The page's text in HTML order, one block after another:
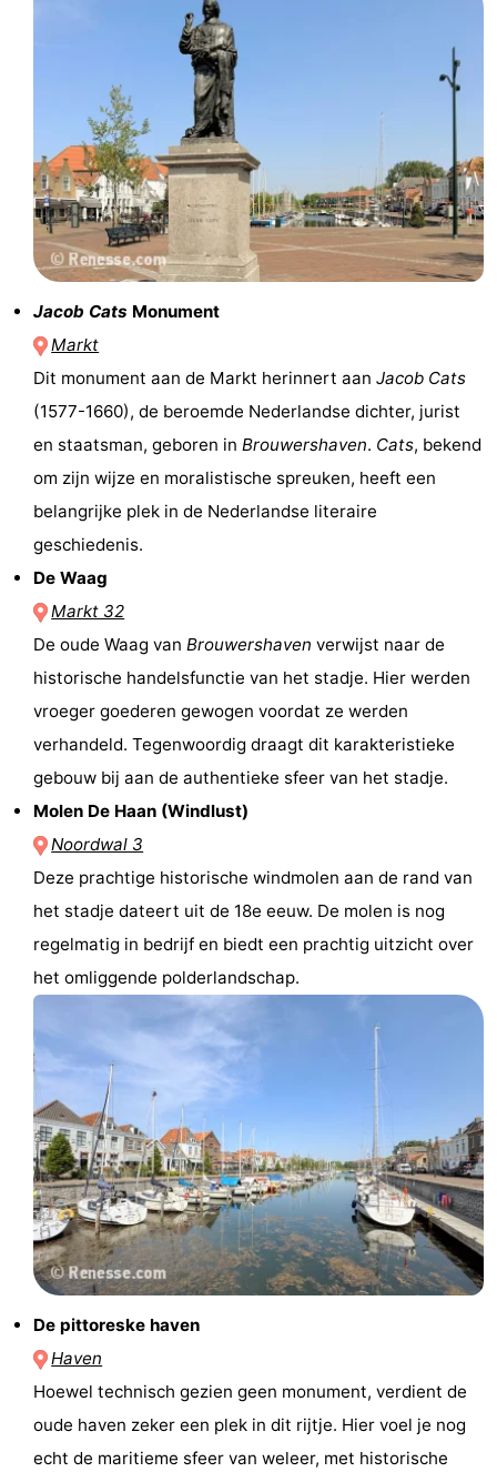
Route
Parkeren
Reisboekenwinkel
Nieuws
Medische
adressen
Regio
Zuid-
Holland
Leiden
Bollenstreek
Natuur
Hollands
Duin
Noordwijk
Katwijk
Scheveningen
Den
Haag
Rotterdam
Rockanje
Zeeland
Schouwen-
Brouwershaven
Bruinisse
Zierikzee
Natuur
Oosterschelde
Burgh
Haamstede
Natuur
Kop
Walcheren
Jacob Cats Monument
Markt
Dit monument aan de Markt herinnert aan Jacob Cats
(1577-1660), de beroemde Nederlandse dichter, jurist
en staatsman, geboren in Brouwershaven. Cats, bekend
om zijn wijze en moralistische spreuken, heeft een
belangrijke plek in de Nederlandse literaire
geschiedenis.
De Waag
Markt 32
De oude Waag van Brouwershaven verwijst naar de
historische handelsfunctie van het stadje. Hier werden
vroeger goederen gewogen voordat ze werden
verhandeld. Tegenwoordig draagt dit karakteristieke
gebouw bij aan de authentieke sfeer van het stadje.
Molen De Haan (Windlust)
Noordwal 3
Deze prachtige historische windmolen aan de rand van
het stadje dateert uit de 18e eeuw. De molen is nog
regelmatig in bedrijf en biedt een prachtig uitzicht over
het omliggende polderlandschap.
De pittoreske haven
Haven
Hoewel technisch gezien geen monument, verdient de
oude haven zeker een plek in dit rijtje. Hier voel je nog
echt de maritieme sfeer van weleer, met historische